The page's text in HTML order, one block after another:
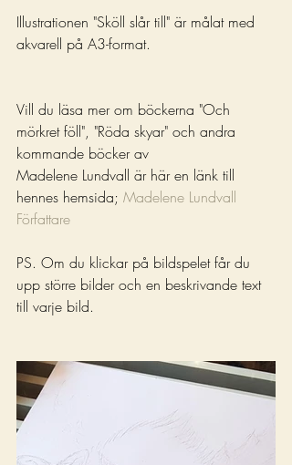
Illustrationen "Sköll slår till" är målat med
akvarell på A3-format.
Vill du läsa mer om böckerna "Och
mörkret föll", "Röda skyar" och andra
kommande böcker av
Madelene Lundvall är här en länk till
hennes hemsida; Madelene Lundvall
Författare
PS. Om du klickar på bildspelet får du
upp större bilder och en beskrivande text
till varje bild.